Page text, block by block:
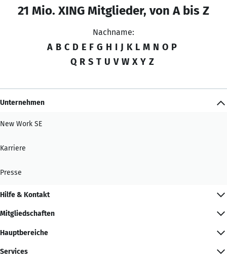
21 Mio. XING Mitglieder, von A bis Z
Nachname:
A B C D E F G H I J K L M N O P
Q R S T U V W X Y Z
Unternehmen
New Work SE
Karriere
Presse
Hilfe & Kontakt
Mitgliedschaften
Hauptbereiche
Services